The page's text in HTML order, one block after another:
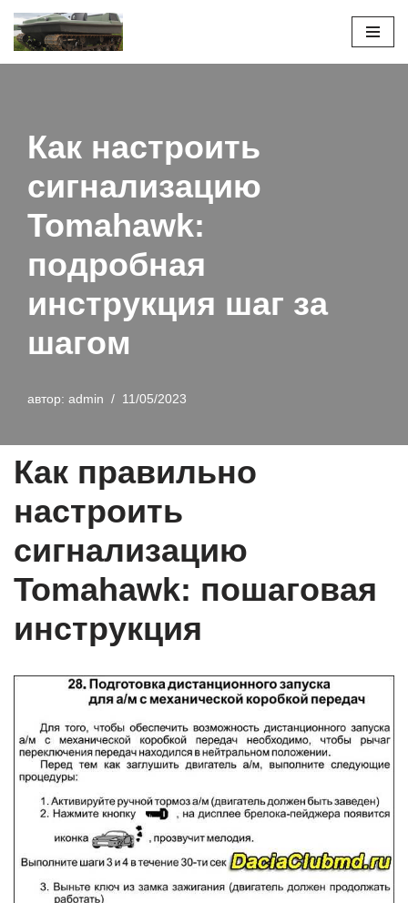
Перейти
Как настроить
сигнализацию
Tomahawk:
подробная
инструкция шаг за
шагом
автор: admin 11/05/2023
Как правильно
настроить
сигнализацию
Tomahawk: пошаговая
инструкция